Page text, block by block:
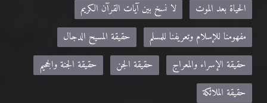
الحياة بعد الموت
لا نسخ بين آيات القرآن الكريم
مفهومنا للإسلام وتعريفنا للمسلم
حقيقة المسيح الدجال
حقيقة الإسراء والمعراج
حقيقة الجن
حقيقة الجنة والجحيم
حقيقة الملائكة